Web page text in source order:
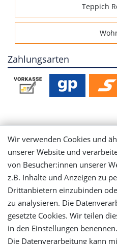
Teppich
Zahlungsarten
Mein
Wir verwenden Cookies und
unserer Website und
von Besucher:innen unserer
z.B. Inhalte und Anzeigen zu
Drittanbietern einzubinden
zu analysieren. Die
gesetzte Cookies. Wir teilen
in den Einstellungen benennen.
Die Datenverarbeitung kann